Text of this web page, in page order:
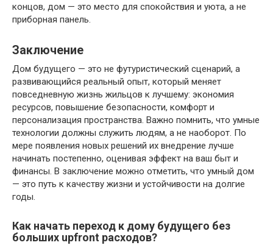
концов, дом — это место для спокойствия и уюта, а не
приборная панель.
Заключение
Дом будущего — это не футуристический сценарий, а
развивающийся реальный опыт, который меняет
повседневную жизнь жильцов к лучшему: экономия
ресурсов, повышение безопасности, комфорт и
персонализация пространства. Важно помнить, что умные
технологии должны служить людям, а не наоборот. По
мере появления новых решений их внедрение лучше
начинать постепенно, оценивая эффект на ваш быт и
финансы. В заключение можно отметить, что умный дом
— это путь к качеству жизни и устойчивости на долгие
годы.
Как начать переход к дому будущего без
больших upfront расходов?